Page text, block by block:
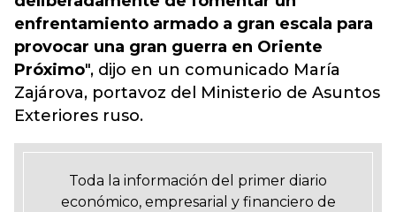
enfrentamiento armado a gran escala para
provocar una gran guerra en Oriente
Próximo", dijo en un comunicado María
Zajárova, portavoz del Ministerio de Asuntos
Exteriores ruso.
Toda la información del primer diario
económico, empresarial y financiero de